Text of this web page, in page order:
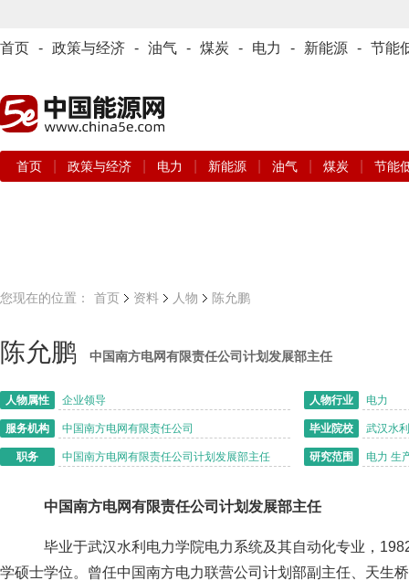
首页 - 政策与经济 - 油气 - 煤炭 - 电力 - 新能源 - 节能
首页 政策与经济 电力 新能源 油气 煤炭 节能
您现在的位置： 首页 资料 人物 陈允鹏
陈允鹏 中国南方电网有限责任公司计划发展部主任
人物属性 企业领导 人物行业 电力
服务机构 中国南方电网有限责任公司 毕业院校 武汉水
职务 中国南方电网有限责任公司计划发展部主任 研究范围 电力 生
中国南方电网有限责任公司计划发展部主任
毕业于武汉水利电力学院电力系统及其自动化专业，
学硕士学位。曾任中国南方电力联营公司计划部副主任、天生